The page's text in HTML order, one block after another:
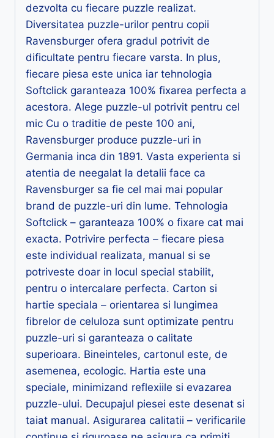
dezvolta cu fiecare puzzle realizat.
Diversitatea puzzle-urilor pentru copii
Ravensburger ofera gradul potrivit de
dificultate pentru fiecare varsta. In plus,
fiecare piesa este unica iar tehnologia
Softclick garanteaza 100% fixarea perfecta a
acestora. Alege puzzle-ul potrivit pentru cel
mic Cu o traditie de peste 100 ani,
Ravensburger produce puzzle-uri in
Germania inca din 1891. Vasta experienta si
atentia de neegalat la detalii face ca
Ravensburger sa fie cel mai mai popular
brand de puzzle-uri din lume. Tehnologia
Softclick – garanteaza 100% o fixare cat mai
exacta. Potrivire perfecta – fiecare piesa
este individual realizata, manual si se
potriveste doar in locul special stabilit,
pentru o intercalare perfecta. Carton si
hartie speciala – orientarea si lungimea
fibrelor de celuloza sunt optimizate pentru
puzzle-uri si garanteaza o calitate
superioara. Bineinteles, cartonul este, de
asemenea, ecologic. Hartia este una
speciale, minimizand reflexiile si evazarea
puzzle-ului. Decupajul piesei este desenat si
taiat manual. Asigurarea calitatii – verificarile